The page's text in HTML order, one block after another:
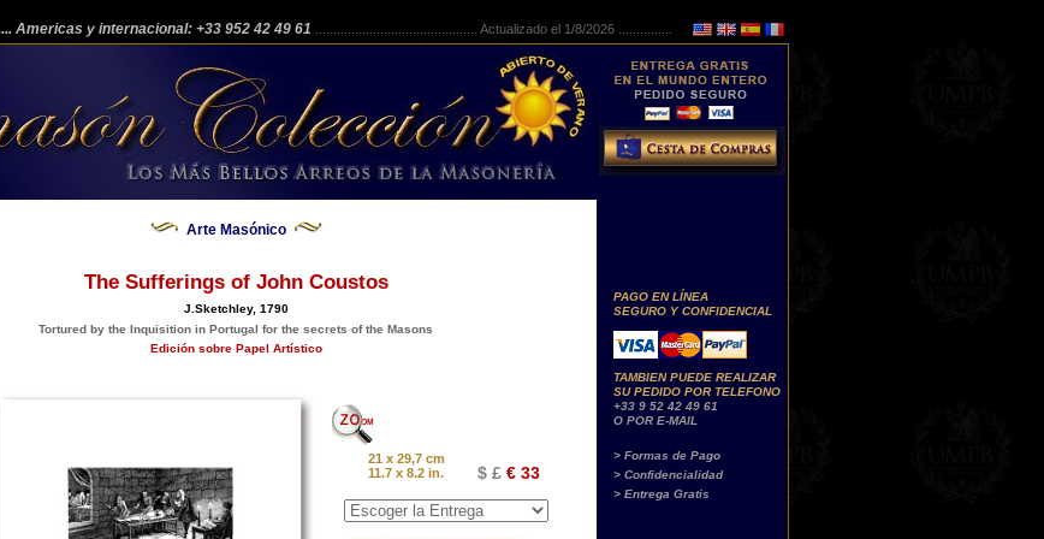
Americas y internacional: +33 952 42 49 61 Actualizado el 1/8/2026 ...............
Arte Masónico
The Sufferings of John Coustos
J.Sketchley, 1790
Tortured by the Inquisition in Portugal for the secrets of the Masons
Edición sobre Papel Artístico
21 x 29,7 cm
11.7 x 8.2 in.
$ £ € 33
PAGO EN LÍNEA
SEGURO Y CONFIDENCIAL
TAMBIEN PUEDE REALIZAR
SU PEDIDO POR TELEFONO
+33 9 52 42 49 61
O POR E-MAIL
> Formas de Pago
> Confidencialidad
> Entrega Gratis